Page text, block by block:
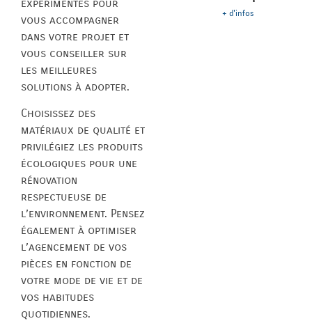
expérimentés pour
vous accompagner
dans votre projet et
vous conseiller sur
les meilleures
solutions à adopter.
Choisissez des
matériaux de qualité et
privilégiez les produits
écologiques pour une
rénovation
respectueuse de
l’environnement. Pensez
également à optimiser
l’agencement de vos
pièces en fonction de
votre mode de vie et de
vos habitudes
quotidiennes.
+ d'infos